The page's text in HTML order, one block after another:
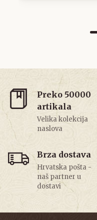
Preko 50000
artikala
Velika kolekcija
naslova
Brza dostava
Hrvatska pošta -
naš partner u
dostavi